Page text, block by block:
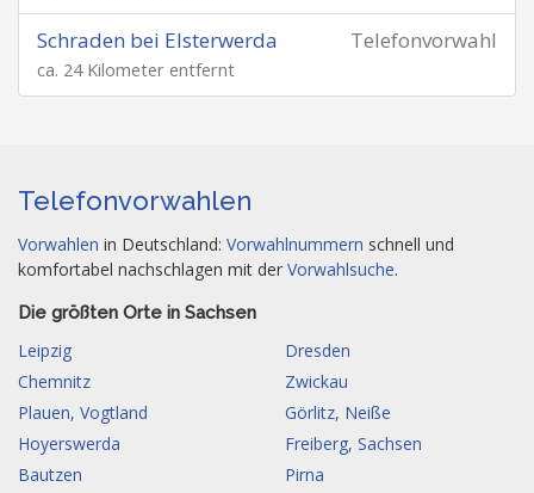
Telefonvorwahl
Schraden bei Elsterwerda
ca. 24 Kilometer entfernt
Telefonvorwahlen
Vorwahlen in Deutschland: Vorwahlnummern schnell und
komfortabel nachschlagen mit der Vorwahlsuche.
Die größten Orte in Sachsen
Leipzig
Dresden
Chemnitz
Zwickau
Plauen, Vogtland
Görlitz, Neiße
Hoyerswerda
Freiberg, Sachsen
Bautzen
Pirna